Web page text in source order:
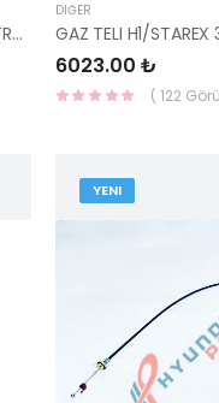
YAKIT DÖNÜŞ BORUSU GETZ+SF+ELANTRA 31430-27000-HMC
DIĞER
GAZ TELI H1/
6023.00 ₺
( 122
YENI